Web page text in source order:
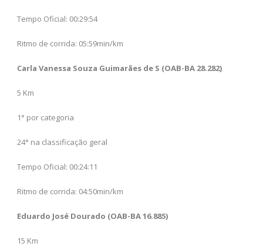
Tempo Oficial: 00:29:54
Ritmo de corrida: 05:59min/km
Carla Vanessa Souza Guimarães de S (OAB-BA 28.282)
5 Km
1° por categoria
24° na classificação geral
Tempo Oficial: 00:24:11
Ritmo de corrida: 04:50min/km
Eduardo José Dourado (OAB-BA 16.885)
15 Km